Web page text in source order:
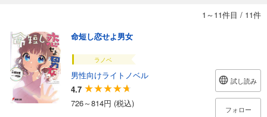
1～11件目 / 11件
命短し恋せよ男女
ラノベ
男性向けライトノベル
4.7
726～814円 (税込)
試し読み
フォロー